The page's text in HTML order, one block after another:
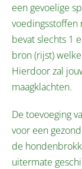
een gevoelige
voedingsstoffen
bevat slechts 1
bron (rijst)
Hierdoor zal
maagklachten.
De toevoeging
voor een
de
uitermate